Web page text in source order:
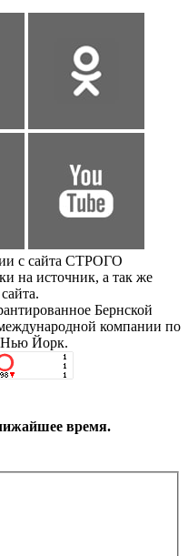
с сайта СТРОГО
на источник, а так же
Бернской
компании по
Нью Йорк.
время.